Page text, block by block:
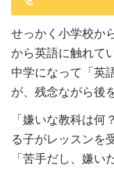
せっかく小学校か
から英語に触れて
中学になって「英
が、残念ながら後
「嫌いな教科は
る子がレッスンを
「苦手だし、嫌い